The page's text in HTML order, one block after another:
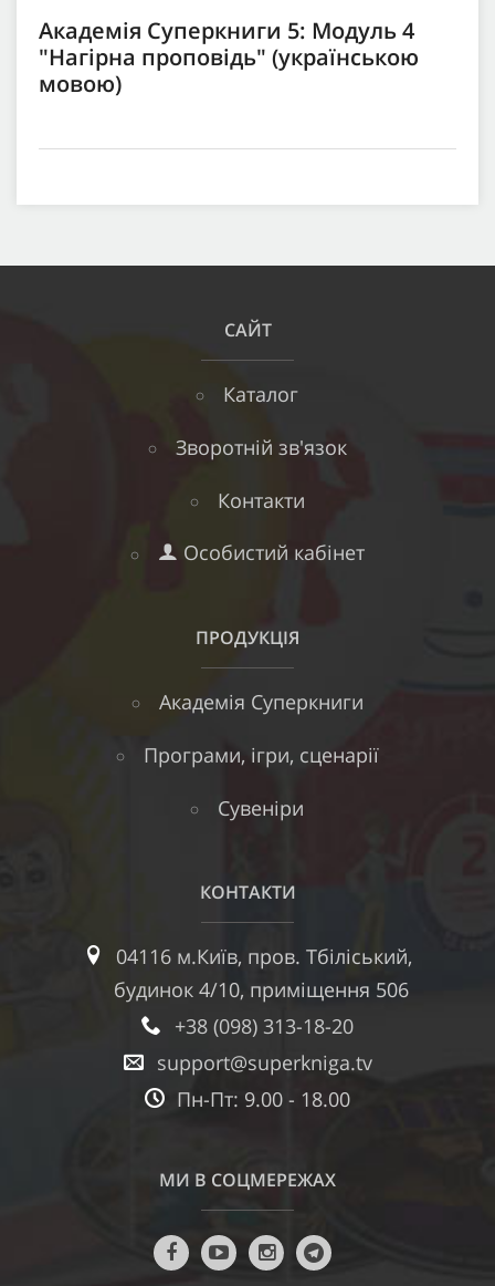
Академія Суперкниги 5: Модуль 4
"Нагірна проповідь" (українською
мовою)
САЙТ
Каталог
Зворотній зв'язок
Контакти
Особистий кабінет
ПРОДУКЦІЯ
Академія Суперкниги
Програми, ігри, сценарії
Сувеніри
КОНТАКТИ
04116 м.Київ, пров. Тбіліський,
будинок 4/10, приміщення 506
+38 (098) 313-18-20
support@superkniga.tv
Пн-Пт: 9.00 - 18.00
МИ В СОЦМЕРЕЖАХ